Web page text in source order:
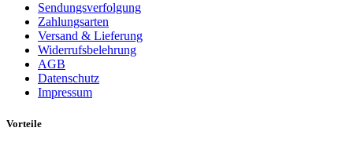
Sendungsverfolgung
Zahlungsarten
Versand & Lieferung
Widerrufsbelehrung
AGB
Datenschutz
Impressum
Vorteile